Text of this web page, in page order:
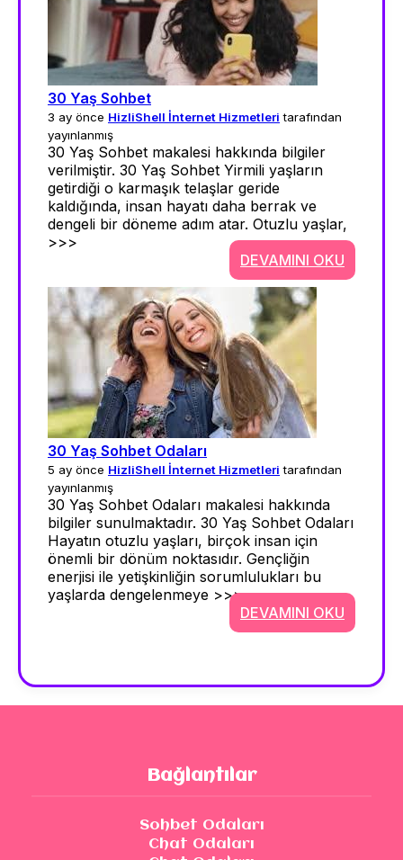
30 Yaş Sohbet
3 ay önce HizliShell İnternet Hizmetleri tarafından
yayınlanmış
30 Yaş Sohbet makalesi hakkında bilgiler
verilmiştir. 30 Yaş Sohbet Yirmili yaşların
getirdiği o karmaşık telaşlar geride
kaldığında, insan hayatı daha berrak ve
dengeli bir döneme adım atar. Otuzlu yaşlar,
>>>
DEVAMINI OKU
30 Yaş Sohbet Odaları
5 ay önce HizliShell İnternet Hizmetleri tarafından
yayınlanmış
30 Yaş Sohbet Odaları makalesi hakkında
bilgiler sunulmaktadır. 30 Yaş Sohbet Odaları
Hayatın otuzlu yaşları, birçok insan için
önemli bir dönüm noktasıdır. Gençliğin
enerjisi ile yetişkinliğin sorumlulukları bu
yaşlarda dengelenmeye >>>
DEVAMINI OKU
Bağlantılar
Sohbet Odaları
Chat Odaları